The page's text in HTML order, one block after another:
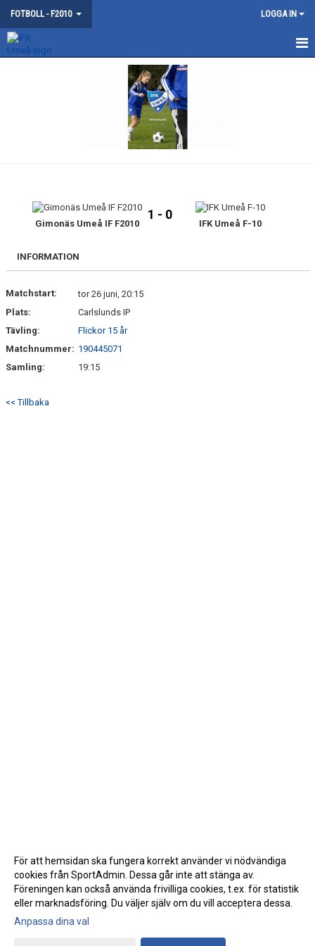
FOTBOLL - F2010 LOGGA IN
TRUPPEN
BILDGALLERI
GÄSTBOK
Gimonäs Umeå IF F2010
1 - 0
IFK Umeå F-10
INFORMATION
Matchstart:
tor 26 juni, 20:15
Plats:
Carlslunds IP
Tävling:
Flickor 15 år
Matchnummer: 190445071
Samling:
19:15
<< Tillbaka
Gå till Webbversion
För att hemsidan ska fungera korrekt använder vi nödvändiga
cookies från SportAdmin. Dessa går inte att stänga av.
Föreningen kan också använda frivilliga cookies, t.ex. för statistik
eller marknadsföring. Du väljer själv om du vill acceptera dessa.
Anpassa dina val